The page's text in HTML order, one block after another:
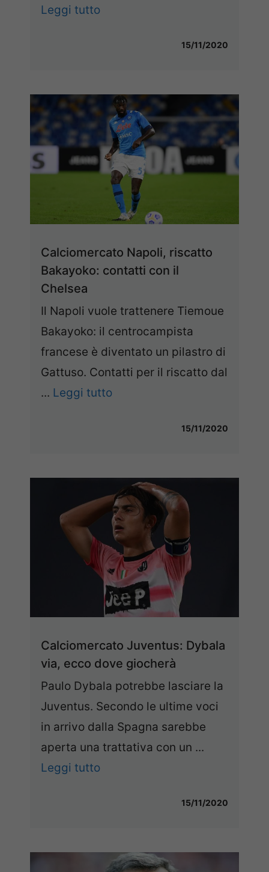
Leggi tutto
15/11/2020
Calciomercato Napoli, riscatto
Bakayoko: contatti con il
Chelsea
Il Napoli vuole trattenere Tiemoue
Bakayoko: il centrocampista
francese è diventato un pilastro di
Gattuso. Contatti per il riscatto dal
... Leggi tutto
15/11/2020
Calciomercato Juventus: Dybala
via, ecco dove giocherà
Paulo Dybala potrebbe lasciare la
Juventus. Secondo le ultime voci
in arrivo dalla Spagna sarebbe
aperta una trattativa con un ...
Leggi tutto
15/11/2020